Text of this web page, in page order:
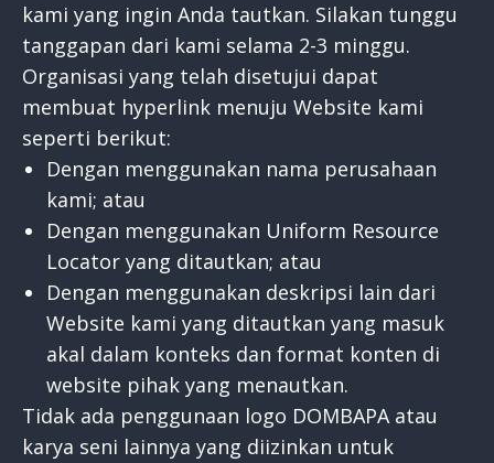
kami yang ingin Anda tautkan. Silakan tunggu
tanggapan dari kami selama 2-3 minggu.
Organisasi yang telah disetujui dapat
membuat hyperlink menuju Website kami
seperti berikut:
Dengan menggunakan nama perusahaan
kami; atau
Dengan menggunakan Uniform Resource
Locator yang ditautkan; atau
Dengan menggunakan deskripsi lain dari
Website kami yang ditautkan yang masuk
akal dalam konteks dan format konten di
website pihak yang menautkan.
Tidak ada penggunaan logo DOMBAPA atau
karya seni lainnya yang diizinkan untuk